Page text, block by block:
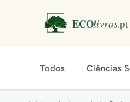
Todos Ciências